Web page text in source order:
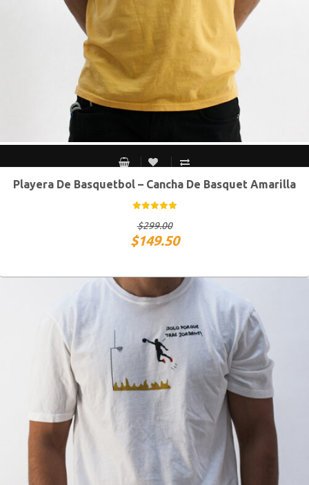
S MEX / XS USA M MEX / S USA G MEX / M USA XG MEX / G USA
Playera De Basquetbol – Cancha De Basquet Amarilla
$299.00
$149.50